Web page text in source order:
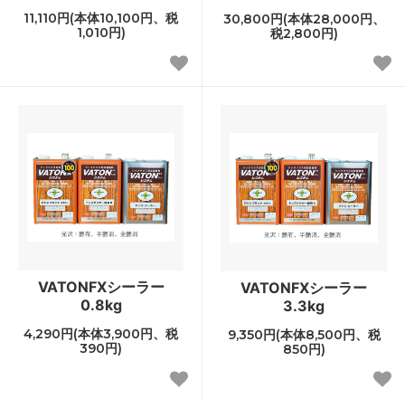
11,110円(本体10,100円、税
1,010円)
30,800円(本体28,000円、
税2,800円)
VATONFXシーラー
0.8kg
4,290円(本体3,900円、税
390円)
VATONFXシーラー
3.3kg
9,350円(本体8,500円、税
850円)